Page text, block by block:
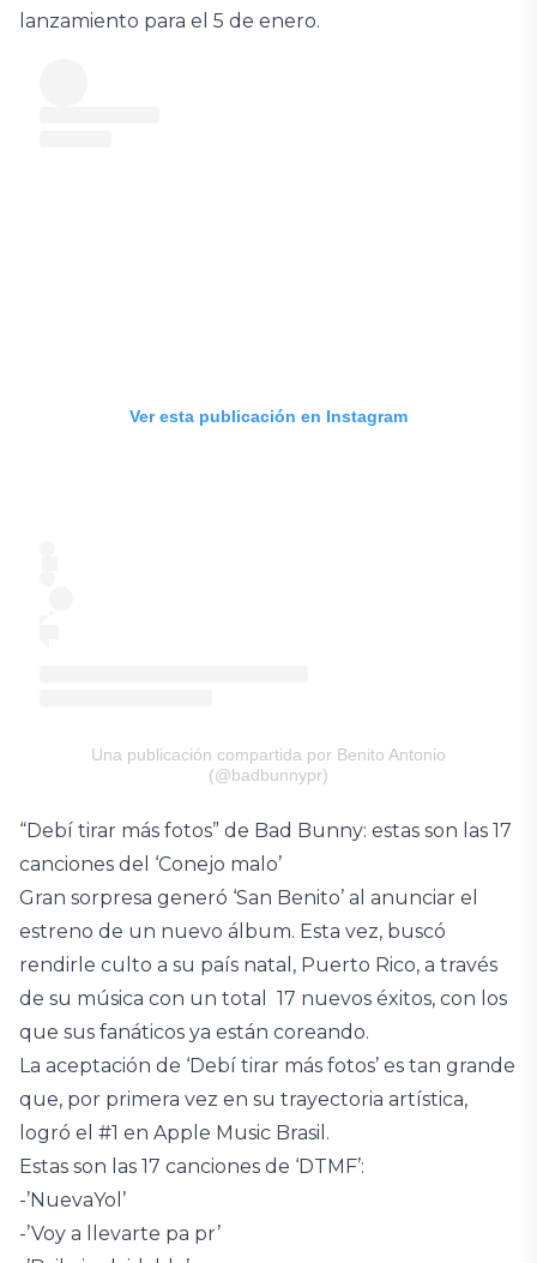
lanzamiento para el 5 de enero.
Ver esta publicación en Instagram
Una publicación compartida por Benito Antonio
(@badbunnypr)
“Debí tirar más fotos” de Bad Bunny: estas son las 17
canciones del ‘Conejo malo’
Gran sorpresa generó ‘San Benito’ al anunciar el
estreno de un nuevo álbum. Esta vez, buscó
rendirle culto a su país natal, Puerto Rico, a través
de su música con un total 17 nuevos éxitos, con los
que sus fanáticos ya están coreando.
La aceptación de ‘Debí tirar más fotos’ es tan grande
que, por primera vez en su trayectoria artística,
logró el #1 en Apple Music Brasil.
Estas son las 17 canciones de ‘DTMF’:
-’NuevaYol’
-’Voy a llevarte pa pr’